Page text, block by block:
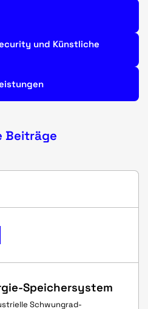
und Künstliche
Beiträge
Speichersystem
Schwungrad-